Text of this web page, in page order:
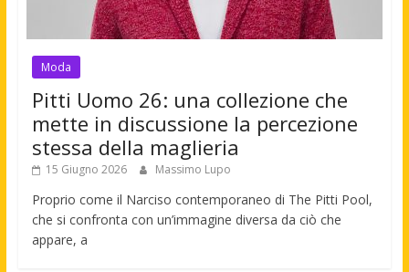
Moda
Pitti Uomo 26: una collezione che
mette in discussione la percezione
stessa della maglieria
15 Giugno 2026 Massimo Lupo
Proprio come il Narciso contemporaneo di The Pitti Pool,
che si confronta con un’immagine diversa da ciò che
appare, a